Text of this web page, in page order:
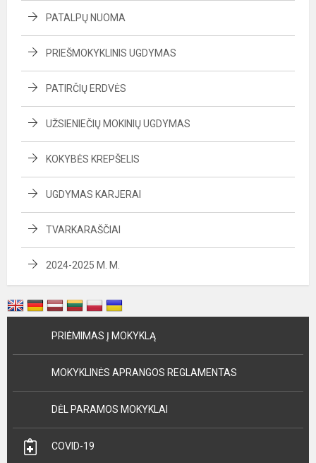
PATALPŲ NUOMA
PRIEŠMOKYKLINIS UGDYMAS
PATIRČIŲ ERDVĖS
UŽSIENIEČIŲ MOKINIŲ UGDYMAS
KOKYBĖS KREPŠELIS
UGDYMAS KARJERAI
TVARKARAŠČIAI
2024-2025 M. M.
PRIĖMIMAS Į MOKYKLĄ
MOKYKLINĖS APRANGOS REGLAMENTAS
DĖL PARAMOS MOKYKLAI
COVID-19